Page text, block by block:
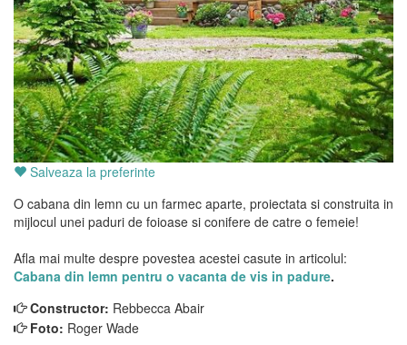
Salveaza la preferinte
O cabana din lemn cu un farmec aparte, proiectata si construita in
mijlocul unei paduri de foioase si conifere de catre o femeie!
Afla mai multe despre povestea acestei casute in articolul:
Cabana din lemn pentru o vacanta de vis in padure.
Constructor: Rebbecca Abair
Foto: Roger Wade